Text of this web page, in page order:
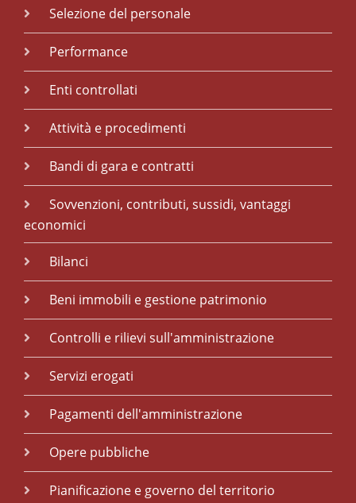
Selezione del personale
Performance
Enti controllati
Attività e procedimenti
Bandi di gara e contratti
Sovvenzioni, contributi, sussidi, vantaggi
economici
Bilanci
Beni immobili e gestione patrimonio
Controlli e rilievi sull'amministrazione
Servizi erogati
Pagamenti dell'amministrazione
Opere pubbliche
Pianificazione e governo del territorio